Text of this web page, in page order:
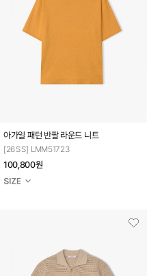
아가일 패턴 반팔 라운드 니트
[26SS] LMM51723
100,800원